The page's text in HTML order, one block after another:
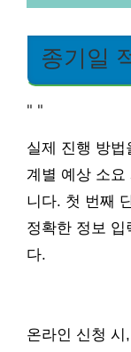
종기일
" "
실제 진행 방
계별 예상 소요
니다. 첫 번째
정확한 정보 입
다.
온라인 신청 시